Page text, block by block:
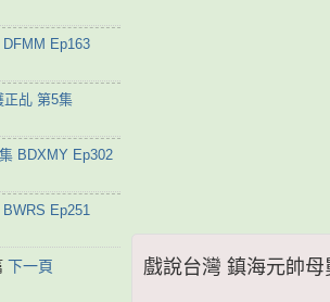
戲說台灣 鎮海元帥
Ep163
正乩 第5集
BDXMY Ep302
Ep251
下一頁